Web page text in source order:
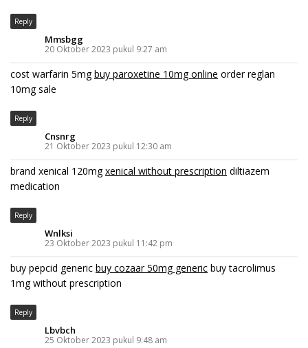
Reply
Mmsbgg
20 Oktober 2023 pukul 9:27 am
cost warfarin 5mgbuy paroxetine 10mg online order reglan
10mg sale
Reply
Cnsnrg
21 Oktober 2023 pukul 12:30 am
brand xenical 120mgxenical without prescription diltiazem
medication
Reply
Wnlksi
23 Oktober 2023 pukul 11:42 pm
buy pepcid generic buy cozaar 50mg generic buy tacrolimus
1mg without prescription
Reply
Lbvbch
25 Oktober 2023 pukul 9:48 am